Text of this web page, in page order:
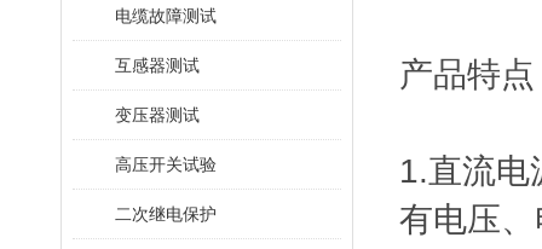
电缆故障测试
互感器测试
变压器测试
高压开关试验
二次继电保护
产品特
1.直流电
有电压